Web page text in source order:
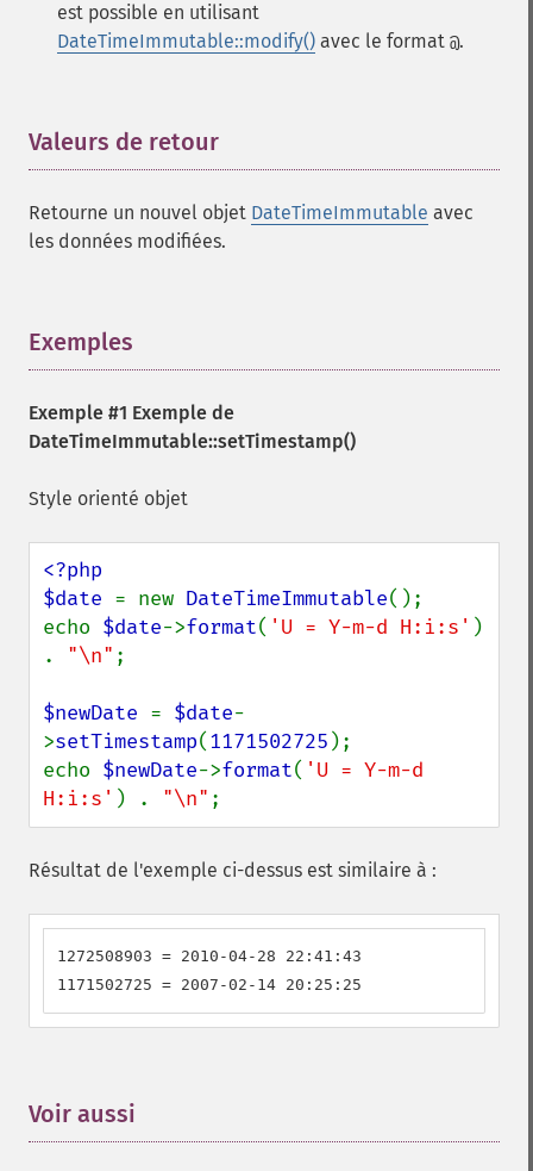
est possible en utilisant
DateTimeImmutable::modify() avec le format @.
Valeurs de retour
Retourne un nouvel objet DateTimeImmutable avec
les données modifiées.
Exemples
Exemple #1 Exemple de
DateTimeImmutable::setTimestamp()
Style orienté objet
<?php
$date = new DateTimeImmutable();
echo $date->format( 'U = Y-m-d H:i:s' )
. "\n" ;
$newDate = $date-
>setTimestamp(1171502725 );
echo $newDate->format( 'U = Y-m-d
H:i:s' ) . "\n" ;
Résultat de l'exemple ci-dessus est similaire à :
1272508903 = 2010-04-28 22:41:43
1171502725 = 2007-02-14 20:25:25
Voir aussi